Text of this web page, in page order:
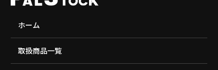
ホーム
取扱商品一覧